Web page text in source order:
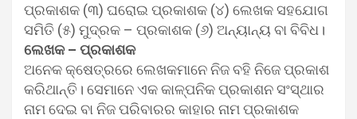
ପ୍ରକାଶକ (୩) ଘରୋଇ ପ୍ରକାଶକ (୪) ଲେଖକ ସହଯୋଗ
ସମିତି (୫) ମୁଦ୍ରକ – ପ୍ରକାଶକ (୬) ଅନ୍ୟାନ୍ୟ ବା ବିବିଧ।
ଲେଖକ – ପ୍ରକାଶକ
ଅନେକ କ୍ଷେତ୍ରରେ ଲେଖକମାନେ ନିଜ ବହି ନିଜେ ପ୍ରକାଶ
କରିଥାନ୍ତି। ସେମାନେ ଏକ କାଳ୍ପନିକ ପ୍ରକାଶନ ସଂସ୍ଥାର
ନାମ ଦେଇ ବା ନିଜ ପରିବାରର କାହାର ନାମ ପ୍ରକାଶକ